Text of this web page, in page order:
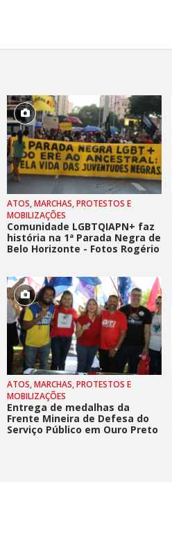
ATOS, MARCHAS, PROTESTOS E
MOBILIZAÇÕES
Comunidade LGBTQIAPN+ faz
história na 1ª Parada Negra de
Belo Horizonte - Fotos Rogério
ATOS, MARCHAS, PROTESTOS E
MOBILIZAÇÕES
Entrega de medalhas da
Frente Mineira de Defesa do
Serviço Público em Ouro Preto